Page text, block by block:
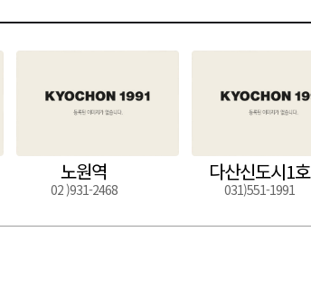
노원역
02 )931-2468
다산신도시1호
031)551-1991